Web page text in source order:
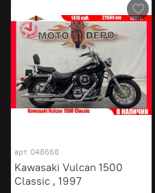
арт. 048668
Kawasaki Vulcan 1500
Classic , 1997